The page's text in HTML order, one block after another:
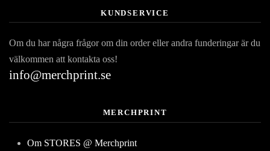
KUNDSERVICE
Om du har några frågor om din order eller andra funderingar är du
välkommen att kontakta oss!
info@merchprint.se
MERCHPRINT
Om STORES @ Merchprint